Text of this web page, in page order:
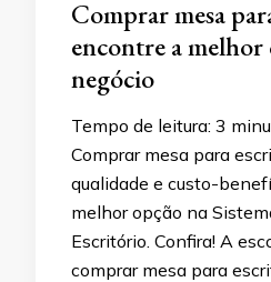
Comprar mesa
encontre a melhor
negócio
Tempo de leitura: 3
Comprar mesa para
qualidade e custo-
melhor opção na
Escritório. Confira! A
comprar mesa para